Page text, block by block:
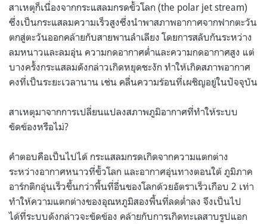
สาเหตุก็เนื่องจากกระแสลมกรดขั้วโลก (the polar jet stream)
ซึ่งเป็นกระแสลมความเร็วสูงซึ่งนำพาสภาพอากาศจากฟากตะวัน
ตกสู่ตะวันออกคล้ายกับสายพานลำเลียง โดยการสลับกันระหว่าง
ลมหนาวและลมอุ่น ความกดอากาศต่ำและความกดอากาศสูง แต่
บางครั้งกระแสลมดังกล่าวเกิดหยุดชะงัก ทำให้เกิดสภาพอากาศ
คงที่เป็นระยะเวลานาน เช่น คลื่นความร้อนที่เผชิญอยู่ในปัจจุบัน
สาเหตุมาจากการเปลี่ยนแปลงสภาพภูมิอากาศที่ทำให้ระบบ
ขัดข้องหรือไม่?
คำตอบคือเป็นไปได้ กระแสลมกรดเกิดจากความแตกต่าง
ระหว่างอากาศหนาวที่ขั้วโลก และอากาศอุ่นทางตอนใต้ ภูมิภาค
อาร์กติกอุ่นเร็วขึ้นกว่าพื้นที่อื่นของโลกด้วยอัตราเร็วเกือบ 2 เท่า
ทำให้ความแตกต่างของอุณหภูมิสองพื้นที่ลดต่ำลง จึงเป็นไป
ได้ที่ระบบดังกล่าวจะขัดข้อง คล้ายกับการเกิดทะเลสาบรูปแอก